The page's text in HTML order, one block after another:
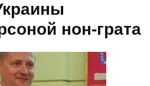
нон-грата